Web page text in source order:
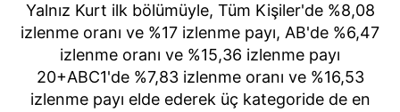
Yalnız Kurt ilk bölümüyle, Tüm Kişiler'de %8,08
izlenme oranı ve %17 izlenme payı, AB'de %6,47
izlenme oranı ve %15,36 izlenme payı
20+ABC1'de %7,83 izlenme oranı ve %16,53
izlenme payı elde ederek üç kategoride de en